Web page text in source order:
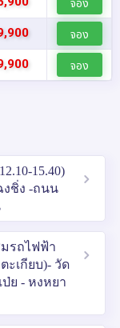
จอง
จอง
จอง
15.40)
งชิ่ง -ถนน
รถไฟฟ้า
เกียบ)- วัด
ย - หงหยา